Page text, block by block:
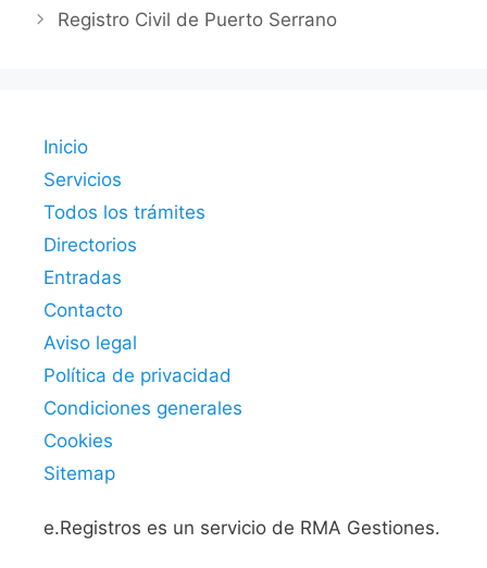
Registro Civil de Puerto Serrano
Inicio
Servicios
Todos los trámites
Directorios
Entradas
Contacto
Aviso legal
Política de privacidad
Condiciones generales
Cookies
Sitemap
e.Registros es un servicio de RMA Gestiones.